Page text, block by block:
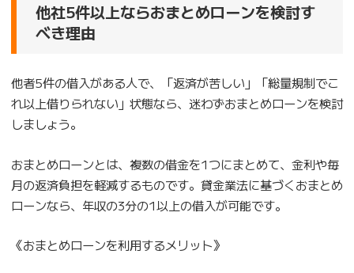
他社5件以上ならおまとめローンを検討す
べき理由
他者5件の借入がある人で、「返済が苦しい」「総量規制でこ
れ以上借りられない」状態なら、迷わずおまとめローンを検討
しましょう。
おまとめローンとは、複数の借金を1つにまとめて、金利や毎
月の返済負担を軽減するものです。貸金業法に基づくおまとめ
ローンなら、年収の3分の1以上の借入が可能です。
《おまとめローンを利用するメリット》